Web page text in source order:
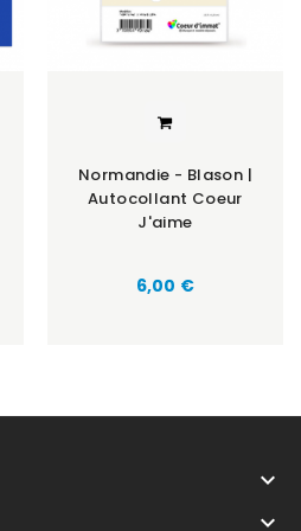
Normandie - Blason |
Autocollant Coeur
J'aime
Prix
6,00 €

